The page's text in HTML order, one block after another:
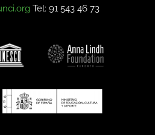
Tel: 91 543 46 73